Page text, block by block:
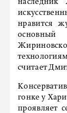
наследник
нравится
считает
гонке у
проявляет